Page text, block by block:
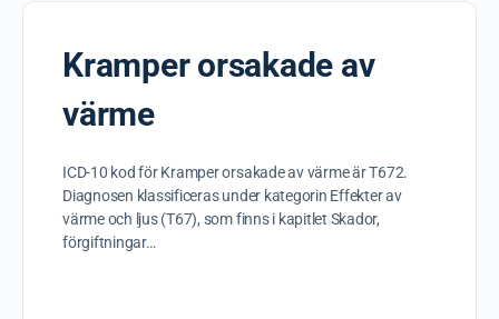
Kramper orsakade av
värme
ICD-10 kod för Kramper orsakade av värme är T672.
Diagnosen klassificeras under kategorin Effekter av
värme och ljus (T67), som finns i kapitlet Skador,
förgiftningar…